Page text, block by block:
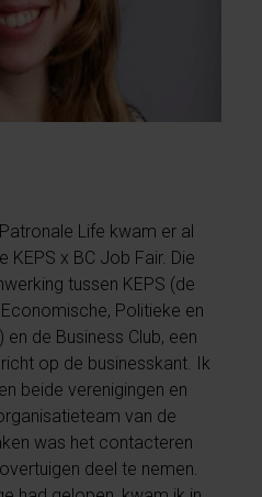
Life kwam er al
KEPS x BC Job Fair. Die
tussen KEPS (de
Politieke en
de Business Club, een
op de businesskant. Ik
beide verenigingen en
van de
was het contacteren
deel te nemen.